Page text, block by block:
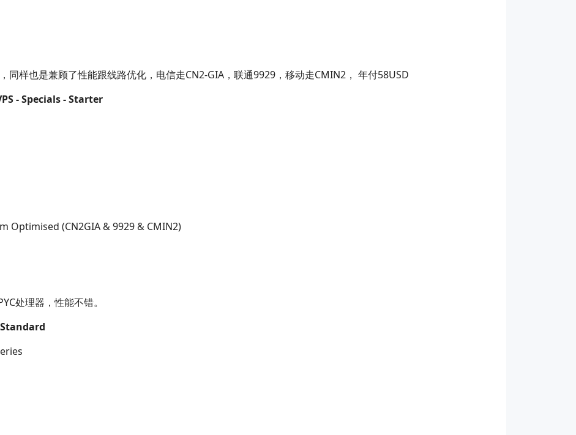
同样也是兼顾了性能跟线路优化，电信走CN2-GIA，联通9929，移动走CMIN2， 年付58USD
- Specials - Starter
Optimised (CN2GIA & 9929 & CMIN2)
处理器，性能不错。